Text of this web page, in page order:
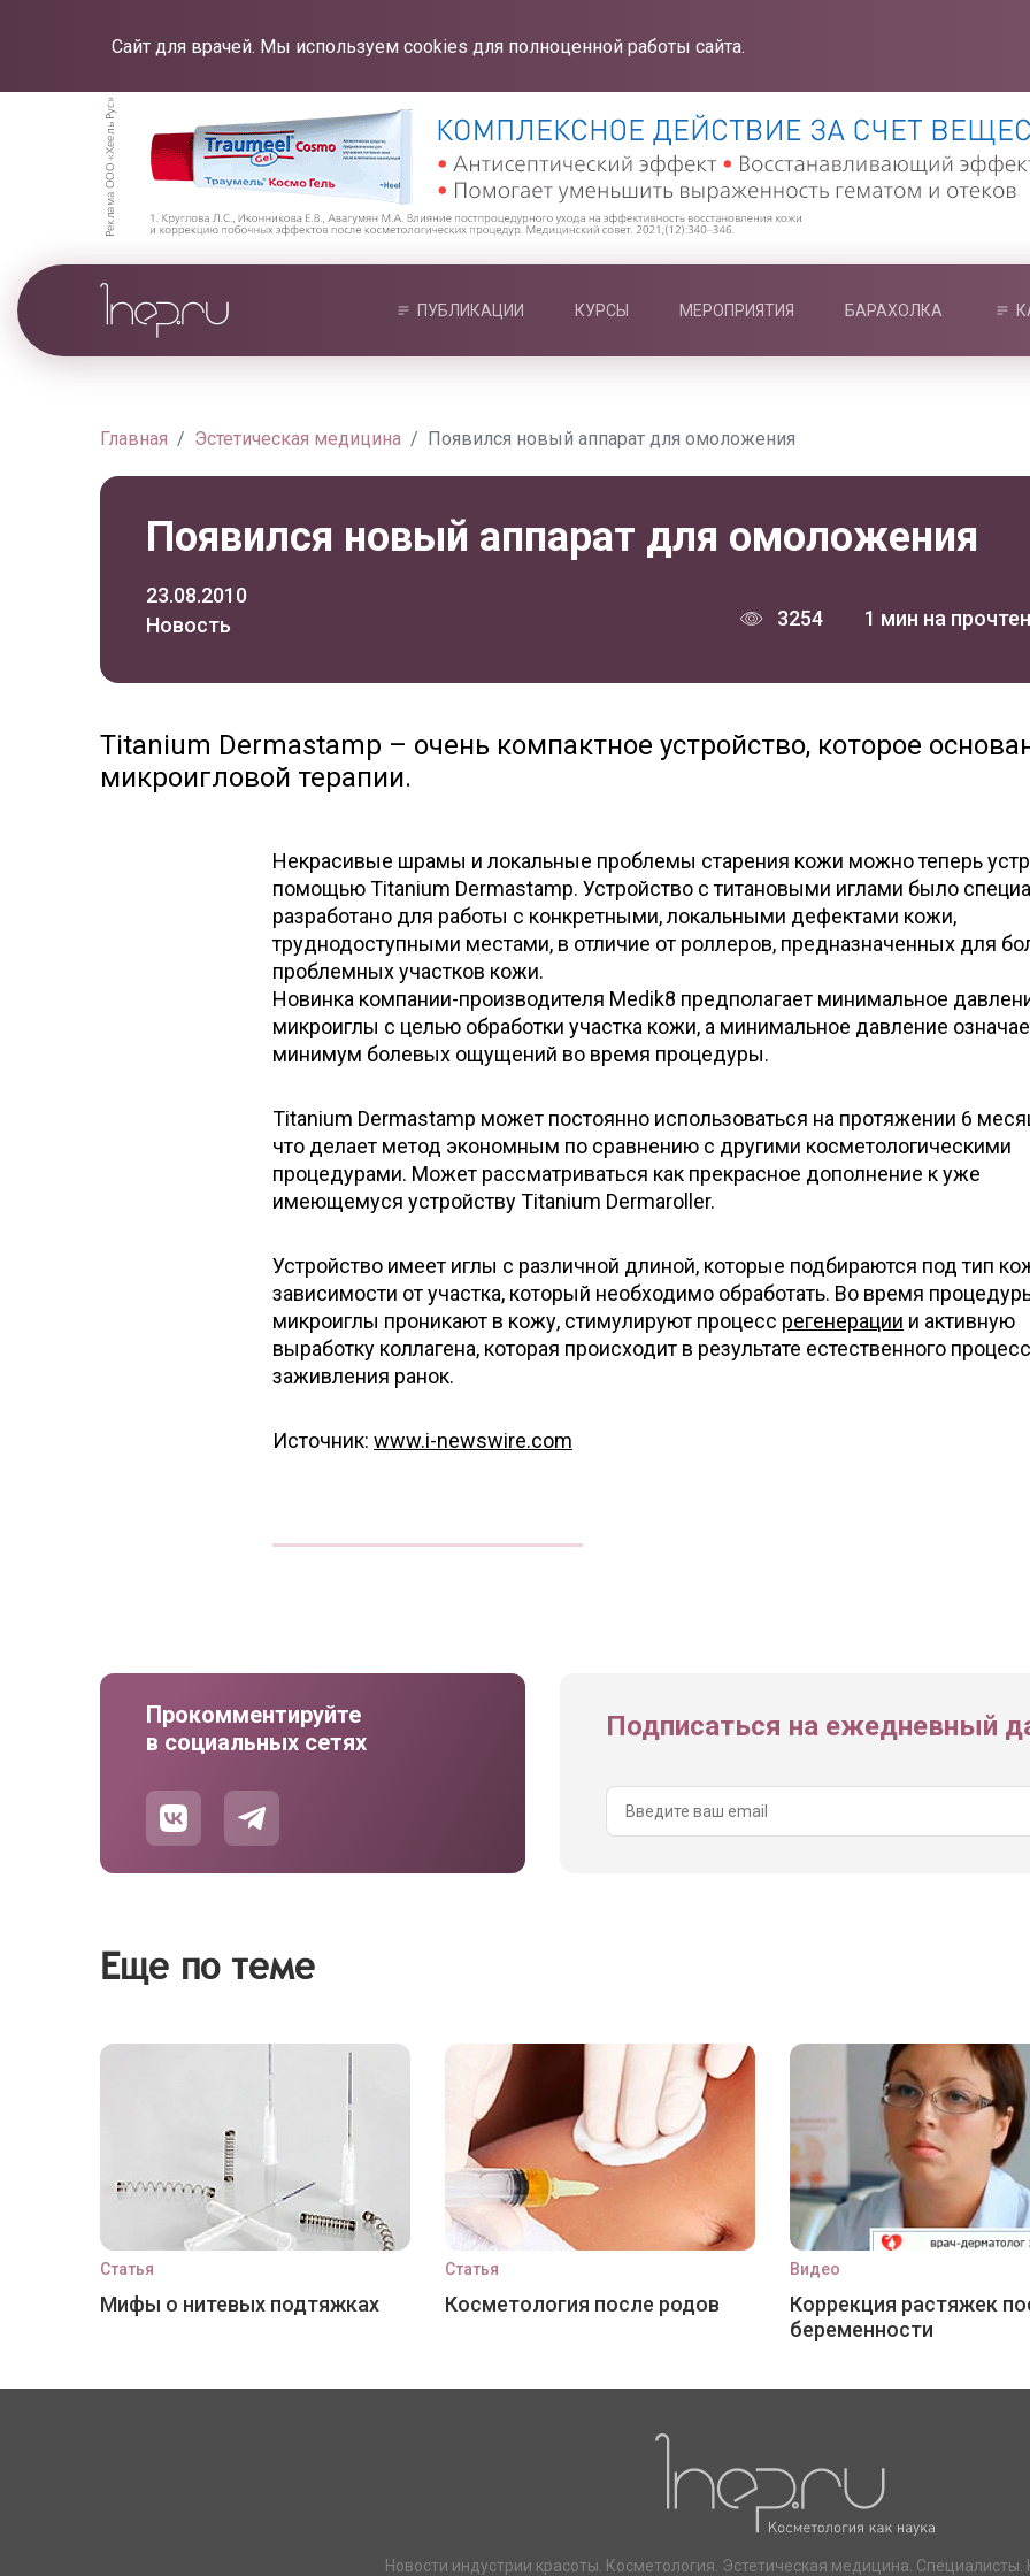
Сайт для врачей. Мы используем cookies для полноценной работы сайта.
ПУБЛИКАЦИИ КУРСЫ МЕРОПРИЯТИЯ БАРАХОЛКА
Главная Эстетическая медицина Появился новый аппарат для омоложения
Появился новый аппарат для омоложения
23.08.2010
Новость
3254 1 мин на
Titanium Dermastamp – очень компактное устройство, которое
микроигловой терапии.
Некрасивые шрамы и локальные проблемы старения кожи можно теперь
помощью Titanium Dermastamp. Устройство с титановыми иглами было
разработано для работы с конкретными, локальными дефектами кожи,
труднодоступными местами, в отличие от роллеров, предназначенных для
проблемных участков кожи.
Новинка компании-производителя Medik8 предполагает минимальное
микроиглы с целью обработки участка кожи, а минимальное давление
минимум болевых ощущений во время процедуры.
Titanium Dermastamp может постоянно использоваться на протяжении 6
что делает метод экономным по сравнению с другими косметологическими
процедурами. Может рассматриваться как прекрасное дополнение к уже
имеющемуся устройству Titanium Dermaroller.
Устройство имеет иглы с различной длиной, которые подбираются под тип
зависимости от участка, который необходимо обработать. Во время
микроиглы проникают в кожу, стимулируют процесс регенерации и активную
выработку коллагена, которая происходит в результате естественного
заживления ранок.
Источник: www.i-newswire.com
Прокомментируйте
в социальных сетях
Подписаться на ежедневный
Еще по теме
Статья
Мифы о нитевых подтяжках
Статья
Косметология после родов
Видео
Коррекция растяжек
беременности
Новости индустрии красоты. Косметология. Эстетическая медицина. Специалисты.